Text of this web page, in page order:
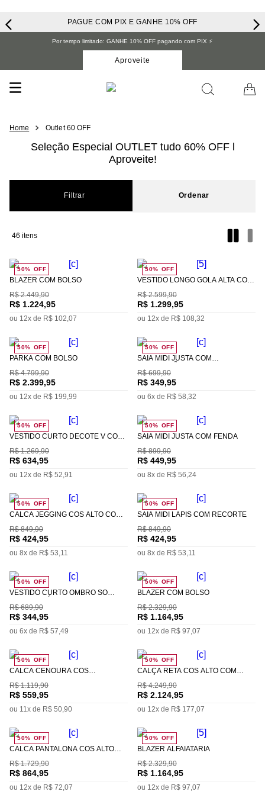
PAGUE COM PIX E GANHE 10% OFF
Por tempo limitado: GANHE 10% OFF pagando com PIX ⚡️
Aproveite
Outlet 60 OFF
Seleção Especial OUTLET tudo 60% OFF l
Aproveite!
Filtrar
46
50% OFF
BLAZER COM BOLSO
R$ 2.449,90
R$ 1.224,95
ou 12x de R$ 102,07
50% OFF
VESTIDO LONGO GOLA ALTA COM
R$ 2.599,90
R$ 1.299,95
ou 12x de R$ 108,32
50% OFF
PARKA COM BOLSO
R$ 4.799,90
R$ 2.399,95
ou 12x de R$ 199,99
50% OFF
SAIA MIDI JUSTA COM
R$ 699,90
R$ 349,95
ou 6x de R$ 58,32
50% OFF
VESTIDO CURTO DECOTE V COM
R$ 1.269,90
R$ 634,95
ou 12x de R$ 52,91
50% OFF
SAIA MIDI JUSTA COM FENDA
R$ 899,90
R$ 449,95
ou 8x de R$ 56,24
50% OFF
CALCA JEGGING CÓS ALTO COM
R$ 849,90
R$ 424,95
ou 8x de R$ 53,11
50% OFF
SAIA MIDI LÁPIS COM RECORTE
R$ 849,90
R$ 424,95
ou 8x de R$ 53,11
50% OFF
VESTIDO CURTO OMBRO SÓ
R$ 689,90
R$ 344,95
ou 6x de R$ 57,49
50% OFF
BLAZER COM BOLSO
R$ 2.329,90
R$ 1.164,95
ou 12x de R$ 97,07
50% OFF
CALCA CENOURA CÓS
R$ 1.119,90
R$ 559,95
ou 11x de R$ 50,90
50% OFF
CALÇA RETA CÓS ALTO COM
R$ 4.249,90
R$ 2.124,95
ou 12x de R$ 177,07
50% OFF
CALCA PANTALONA CÓS ALTO
R$ 1.729,90
R$ 864,95
ou 12x de R$ 72,07
50% OFF
BLAZER ALFAIATARIA
R$ 2.329,90
R$ 1.164,95
ou 12x de R$ 97,07